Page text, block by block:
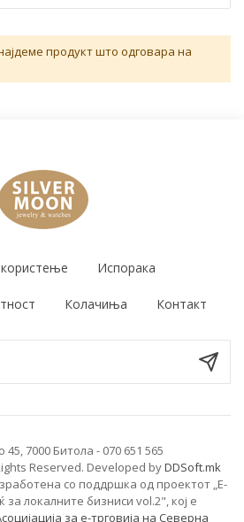
продукт што одговара на
Испорака
Колачиња Контакт
7000 Битола - 070 651 565
Reserved. Developed byDDSoft.mk
со поддршка од проектот „Е-
за локалните бизниси vol.2", кој е
за е-трговија на Северна